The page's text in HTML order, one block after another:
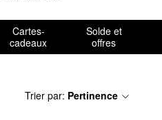
Cartes-
cadeaux
Solde et
offres
Trier par: Pertinence